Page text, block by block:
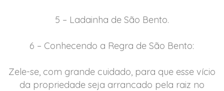
5 – Ladainha de São Bento.
6 – Conhecendo a Regra de São Bento:
Zele-se, com grande cuidado, para que esse vício
da propriedade seja arrancado pela raiz no